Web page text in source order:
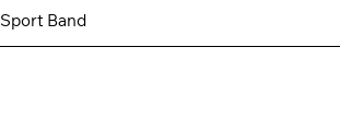
Sport Band